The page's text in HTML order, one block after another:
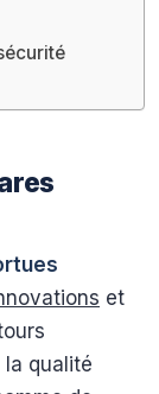
et
la qualité